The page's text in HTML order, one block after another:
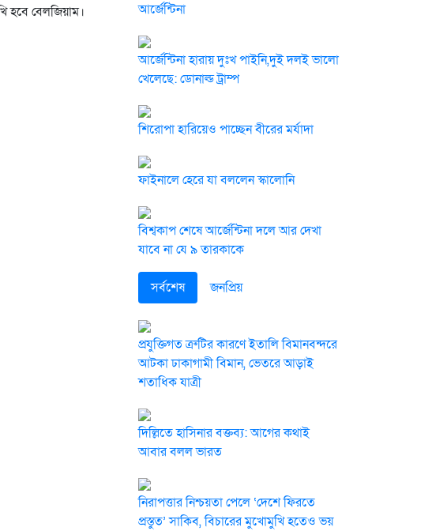
হবে বেলজিয়াম।
আর্জেন্টিনা
আর্জেন্টিনা হারায় দুঃখ পাইনি,দুই দলই ভালো
খেলেছে: ডোনাল্ড ট্রাম্প
শিরোপা হারিয়েও পাচ্ছেন বীরের মর্যাদা
ফাইনালে হেরে যা বললেন স্কালোনি
বিশ্বকাপ শেষে আর্জেন্টিনা দলে আর দেখা
যাবে না যে ৯ তারকাকে
সর্বশেষ জনপ্রিয়
প্রযুক্তিগত ত্রুটির কারণে ইতালি বিমানবন্দরে
আটকা ঢাকাগামী বিমান, ভেতরে আড়াই
শতাধিক যাত্রী
দিল্লিতে হাসিনার বক্তব্য: আগের কথাই
আবার বলল ভারত
নিরাপত্তার নিশ্চয়তা পেলে ‘দেশে ফিরতে
প্রস্তুত’ সাকিব, বিচারের মুখোমুখি হতেও ভয়